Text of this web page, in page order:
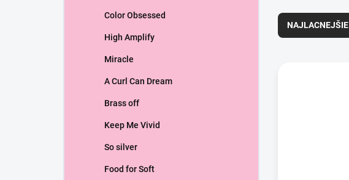
Color Obsessed
High Amplify
Miracle
A Curl Can Dream
Brass off
Keep Me Vivid
So silver
Food for Soft
a
d
NAJLACNEJŠIE